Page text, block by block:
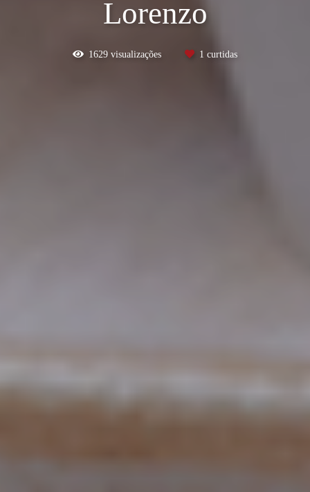
Lorenzo
1629 visualizações 1 curtidas